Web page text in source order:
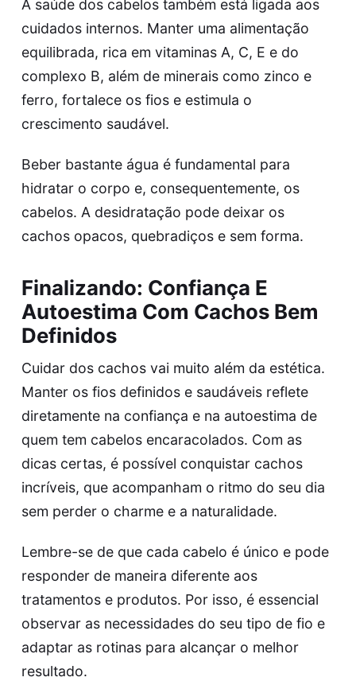
A saúde dos cabelos também está ligada aos
cuidados internos. Manter uma alimentação
equilibrada, rica em vitaminas A, C, E e do
complexo B, além de minerais como zinco e
ferro, fortalece os fios e estimula o
crescimento saudável.
Beber bastante água é fundamental para
hidratar o corpo e, consequentemente, os
cabelos. A desidratação pode deixar os
cachos opacos, quebradiços e sem forma.
Finalizando: Confiança E
Autoestima Com Cachos Bem
Definidos
Cuidar dos cachos vai muito além da estética.
Manter os fios definidos e saudáveis reflete
diretamente na confiança e na autoestima de
quem tem cabelos encaracolados. Com as
dicas certas, é possível conquistar cachos
incríveis, que acompanham o ritmo do seu dia
sem perder o charme e a naturalidade.
Lembre-se de que cada cabelo é único e pode
responder de maneira diferente aos
tratamentos e produtos. Por isso, é essencial
observar as necessidades do seu tipo de fio e
adaptar as rotinas para alcançar o melhor
resultado.